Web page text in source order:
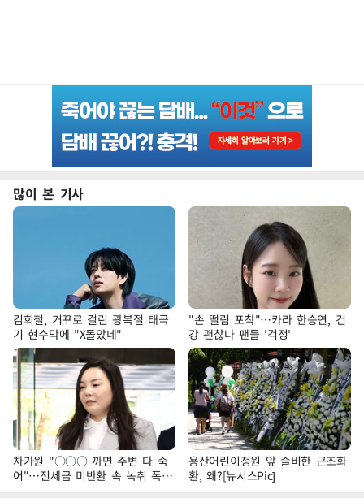
많이 본 기사
김희철, 거꾸로 걸린 광복절 태극
기 현수막에 "X돌았네"
"손 떨림 포착"…카라 한승연, 건
강 괜찮나 팬들 '걱정'
차가원 "○○○ 까면 주변 다 죽
어"…전세금 미반환 속 녹취 폭로
파장
용산어린이정원 앞 즐비한 근조화
환, 왜?[뉴시스Pic]